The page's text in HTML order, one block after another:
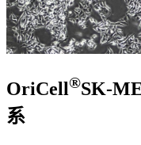
OriCell®SK-
系